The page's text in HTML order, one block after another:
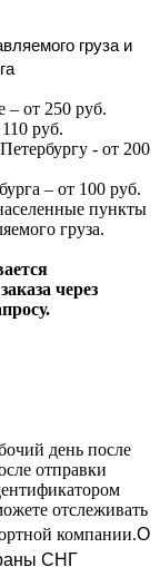
груза и
– от 250 руб.
руб.
- от 200
– от 100 руб.
пункты
груза.
через
день после
отправки
отслеживать
компании.О
СНГ